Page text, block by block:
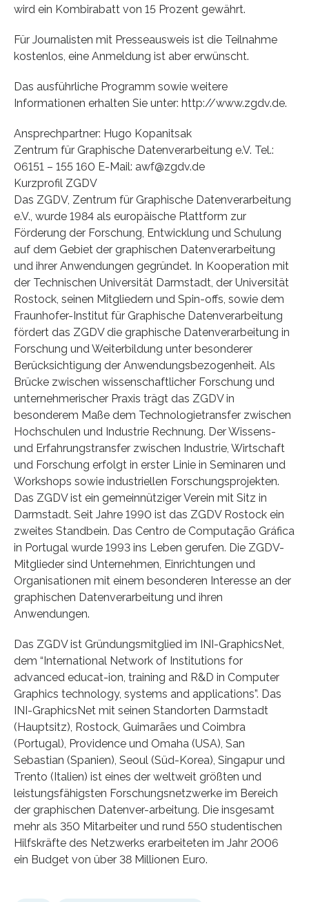
wird ein Kombirabatt von 15 Prozent gewährt.
Für Journalisten mit Presseausweis ist die Teilnahme
kostenlos, eine Anmeldung ist aber erwünscht.
Das ausführliche Programm sowie weitere
Informationen erhalten Sie unter: http://www.zgdv.de.
Ansprechpartner: Hugo Kopanitsak
Zentrum für Graphische Datenverarbeitung e.V. Tel.:
06151 – 155 160 E-Mail: awf@zgdv.de
Kurzprofil ZGDV
Das ZGDV, Zentrum für Graphische Datenverarbeitung
e.V., wurde 1984 als europäische Plattform zur
Förderung der Forschung, Entwicklung und Schulung
auf dem Gebiet der graphischen Datenverarbeitung
und ihrer Anwendungen gegründet. In Kooperation mit
der Technischen Universität Darmstadt, der Universität
Rostock, seinen Mitgliedern und Spin-offs, sowie dem
Fraunhofer-Institut für Graphische Datenverarbeitung
fördert das ZGDV die graphische Datenverarbeitung in
Forschung und Weiterbildung unter besonderer
Berücksichtigung der Anwendungsbezogenheit. Als
Brücke zwischen wissenschaftlicher Forschung und
unternehmerischer Praxis trägt das ZGDV in
besonderem Maße dem Technologietransfer zwischen
Hochschulen und Industrie Rechnung. Der Wissens-
und Erfahrungstransfer zwischen Industrie, Wirtschaft
und Forschung erfolgt in erster Linie in Seminaren und
Workshops sowie industriellen Forschungsprojekten.
Das ZGDV ist ein gemeinnütziger Verein mit Sitz in
Darmstadt. Seit Jahre 1990 ist das ZGDV Rostock ein
zweites Standbein. Das Centro de Computação Gráfica
in Portugal wurde 1993 ins Leben gerufen. Die ZGDV-
Mitglieder sind Unternehmen, Einrichtungen und
Organisationen mit einem besonderen Interesse an der
graphischen Datenverarbeitung und ihren
Anwendungen.
Das ZGDV ist Gründungsmitglied im INI-GraphicsNet,
dem “International Network of Institutions for
advanced educat-ion, training and R&D in Computer
Graphics technology, systems and applications”. Das
INI-GraphicsNet mit seinen Standorten Darmstadt
(Hauptsitz), Rostock, Guimarães und Coimbra
(Portugal), Providence und Omaha (USA), San
Sebastian (Spanien), Seoul (Süd-Korea), Singapur und
Trento (Italien) ist eines der weltweit größten und
leistungsfähigsten Forschungsnetzwerke im Bereich
der graphischen Datenver-arbeitung. Die insgesamt
mehr als 350 Mitarbeiter und rund 550 studentischen
Hilfskräfte des Netzwerks erarbeiteten im Jahr 2006
ein Budget von über 38 Millionen Euro.